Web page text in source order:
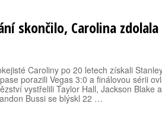
skončilo, Carolina
Caroliny po 20 letech získali
porazili Vegas 3:0 a finálovou sérii
vystřelili Taylor Hall, Jackson Blake
Bussi se blýskl 22 …